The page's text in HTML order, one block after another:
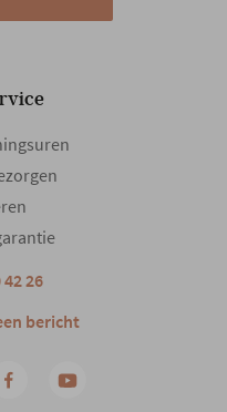
42 26
bericht